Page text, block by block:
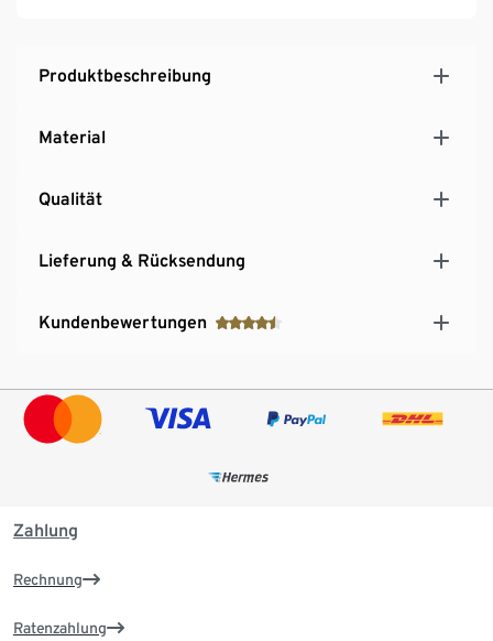
Produktbeschreibung
Material
Qualität
Lieferung & Rücksendung
Kundenbewertungen
Zahlung
Rechnung
Ratenzahlung